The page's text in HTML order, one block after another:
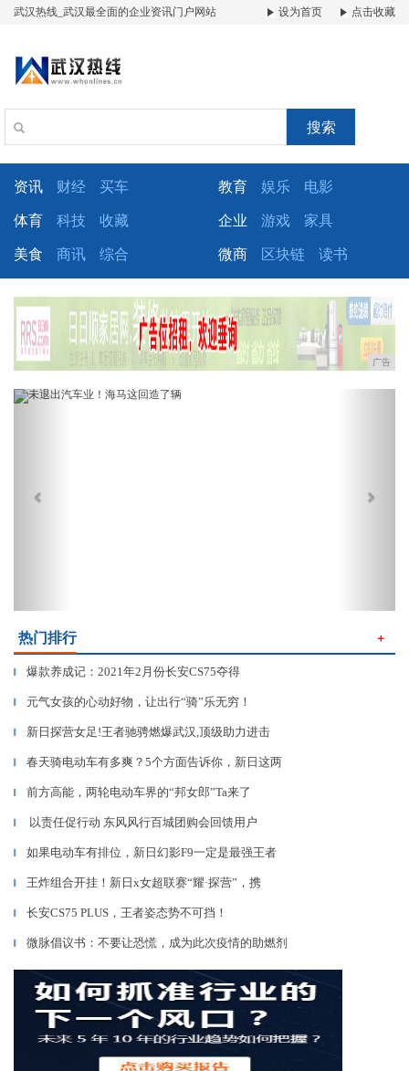
武汉热线_武汉最全面的企业资讯门户网站 设为首页 点击收藏
搜索
资讯 财经 买车 教育 娱乐 电影
体育 科技 收藏 企业 游戏 家具
美食 商讯 综合 微商 区块链 读书
广告
Previous
热门排行 ＋
▎ 爆款养成记：2021年2月份长安CS75夺得
▎ 元气女孩的心动好物，让出行“骑”乐无穷！
▎ 新日探营女足!王者驰骋燃爆武汉,顶级助力进击
▎ 春天骑电动车有多爽？5个方面告诉你，新日这两
▎ 前方高能，两轮电动车界的“邦女郎”Ta来了
▎ 以责任促行动 东风风行百城团购会回馈用户
▎ 如果电动车有排位，新日幻影F9一定是最强王者
▎ 王炸组合开挂！新日x女超联赛“耀·探营”，携
▎ 长安CS75 PLUS，王者姿态势不可挡！
▎ 微脉倡议书：不要让恐慌，成为此次疫情的助燃剂